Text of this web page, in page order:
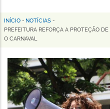
Horizonte
Trilha
de
navegação
INÍCIO - NOTÍCIAS -
PREFEITURA REFORÇA A PROTEÇÃO
O CARNAVAL